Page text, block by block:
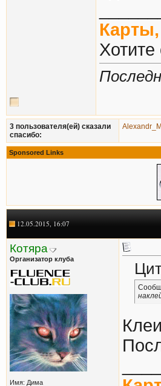
Хотите
3 пользователя(ей) сказали
cпасибо:
Alexandr_M
Sponsored Links
12.05.2015, 16:07
Котяра
Организатор клуба
Имя: Дима